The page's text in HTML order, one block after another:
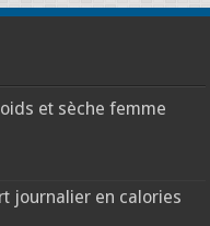
et sèche femme
journalier en calories